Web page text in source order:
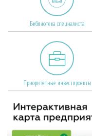
Библиотека специалиста
Приоритетные инвестпроекты